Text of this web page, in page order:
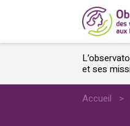
et ses
Accueil >